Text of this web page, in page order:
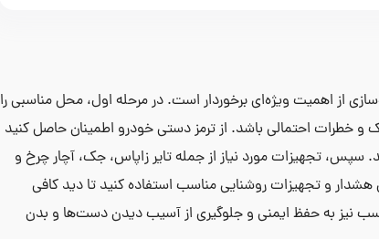
از اهمیت ویژه‌ای برخوردار است. در مرحله اول، محل مناسبی را
خطرات احتمالی باشد. از ترمز دستی خودرو اطمینان حاصل کنید
سپس، تجهیزات مورد نیاز از جمله تایر زاپاس، جک، آچار چرخ و
و تجهیزات روشنایی مناسب استفاده کنید تا دید کافی
نیز به حفظ ایمنی و جلوگیری از آسیب دیدن دست‌ها و بدن